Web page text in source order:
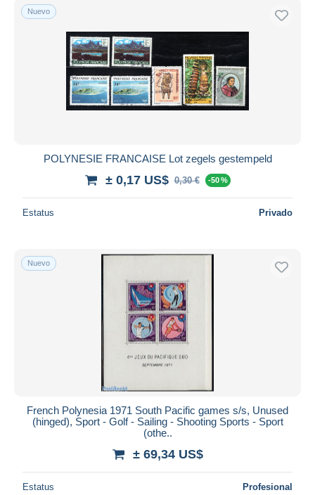
Nuevo
POLYNESIE FRANCAISE Lot zegels gestempeld
± 0,17 US$ 0,30 € -50 %
Estatus Privado
Nuevo
French Polynesia 1971 South Pacific games s/s, Unused
(hinged), Sport - Golf - Sailing - Shooting Sports - Sport
(othe..
± 69,34 US$
Estatus Profesional